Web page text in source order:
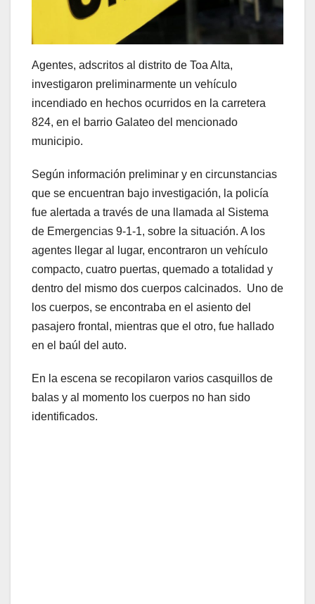
Agentes, adscritos al distrito de Toa Alta,
investigaron preliminarmente un vehículo
incendiado en hechos ocurridos en la carretera
824, en el barrio Galateo del mencionado
municipio.
Según información preliminar y en circunstancias
que se encuentran bajo investigación, la policía
fue alertada a través de una llamada al Sistema
de Emergencias 9-1-1, sobre la situación. A los
agentes llegar al lugar, encontraron un vehículo
compacto, cuatro puertas, quemado a totalidad y
dentro del mismo dos cuerpos calcinados. Uno de
los cuerpos, se encontraba en el asiento del
pasajero frontal, mientras que el otro, fue hallado
en el baúl del auto.
En la escena se recopilaron varios casquillos de
balas y al momento los cuerpos no han sido
identificados.